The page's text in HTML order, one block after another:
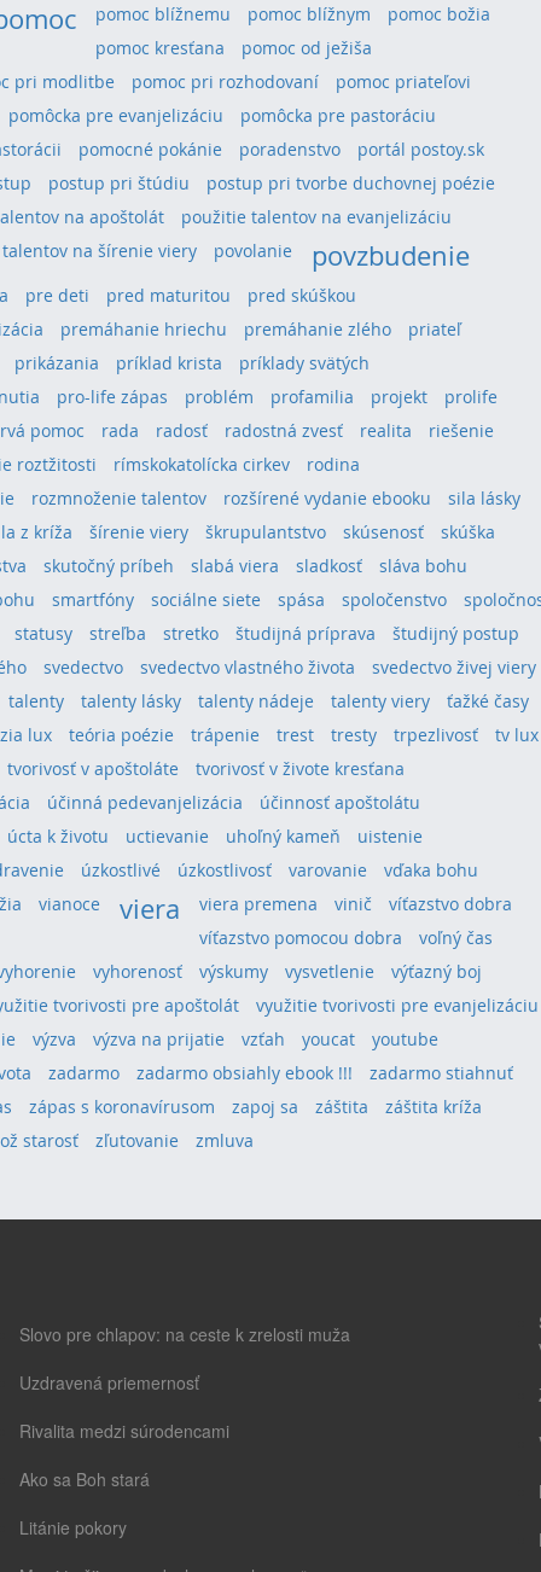
pomoc blížnemu pomoc blížnym
pomoc božia
pomoc kresťana
pomoc od ježiša
pri modlitbe
pomoc pri rozhodovaní
pomoc priateľovi
pomôcka pre evanjelizáciu
pomôcka pre pastoráciu
pomocné pokánie poradenstvo
portál postoy.sk
postup pri štúdiu
postup pri tvorbe duchovnej poézie
na apoštolát
použitie talentov na evanjelizáciu
na šírenie viery
povolanie povzbudenie
pre deti pred maturitou
pred skúškou
premáhanie hriechu premáhanie zlého
priateľ
prikázania
príklad krista
príklady svätých
pro-life zápas problém profamilia projekt
prolife
pomoc
rada radosť radostná zvesť realita
riešenie
roztžitosti
rímskokatolícka cirkev
rodina
rozmnoženie talentov rozšírené vydanie ebooku
sila lásky
z kríža
šírenie viery škrupulantstvo skúsenosť
skúška
skutočný príbeh slabá viera sladkosť
sláva bohu
smartfóny sociálne siete spása spoločenstvo
statusy
streľba stretko študijná príprava
študijný postup
svedectvo svedectvo vlastného života
svedectvo živej viery
talenty
talenty lásky talenty nádeje talenty viery
ťažké časy
lux
teória poézie trápenie trest tresty trpezlivosť
tv lux
tvorivosť v apoštoláte
tvorivosť v živote kresťana
účinná pedevanjelizácia
účinnosť apoštolátu
úcta k životu
uctievanie uhoľný kameň
uistenie
úzkostlivé úzkostlivosť varovanie
vďaka bohu
vianoce viera viera premena vinič
víťazstvo dobra
víťazstvo pomocou dobra
voľný čas
vyhorenosť výskumy vysvetlenie
výťazný boj
tvorivosti pre apoštolát
využitie tvorivosti pre evanjelizáciu
výzva výzva na prijatie vzťah youcat
youtube
zadarmo zadarmo obsiahly ebook !!!
zadarmo stiahnuť
zápas s koronavírusom zapoj sa záštita
záštita kríža
starosť
zľutovanie zmluva
Slovo pre chlapov: na ceste k zrelosti muža
Uzdravená priemernosť
Rivalita medzi súrodencami
Ako sa Boh stará
Litánie pokory